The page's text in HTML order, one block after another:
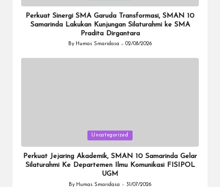
in
Perkuat Sinergi SMA Garuda Transformasi, SMAN 10
Samarinda Lakukan Kunjungan Silaturahmi ke SMA
Pradita Dirgantara
Posted
By Humas Smaridasa 02/08/2026
in
Uncategorized
Perkuat Jejaring Akademik, SMAN 10 Samarinda Gelar
Silaturahmi Ke Departemen Ilmu Komunikasi FISIPOL
UGM
By Humas Smaridasa 31/07/2026